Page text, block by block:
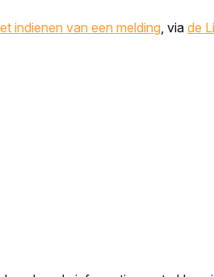
indienen van een melding, via de